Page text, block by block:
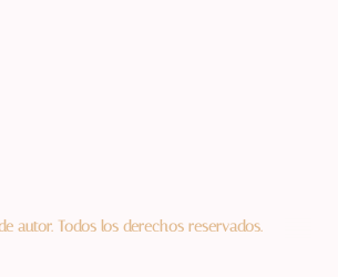
autor. Todos los derechos reservados.